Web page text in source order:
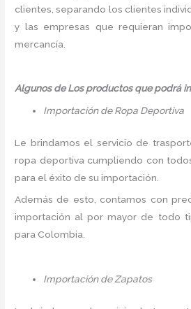
clientes, separando los clientes
y las empresas que requieran
mercancía.
Algunos de Los productos que podrá
Importación de Ropa Deportiva
Le brindamos el servicio de
ropa deportiva cumpliendo con
para el éxito de su importación.
Además de esto, contamos con
importación al por mayor de todo
para Colombia.
Importación de Zapatos